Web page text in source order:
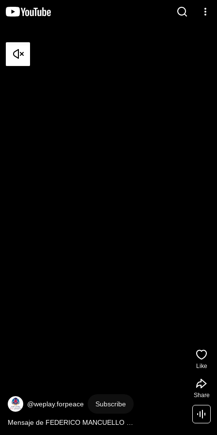
@weplay.forpeace Subscribe
Mensaje de FEDERICO MANCUELLO
Like
Share